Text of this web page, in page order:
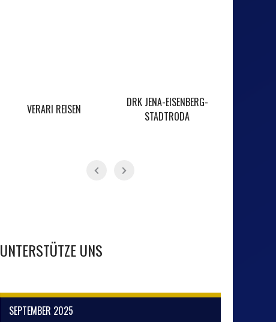
VERARI REISEN
DRK JENA-EISENBERG-
STADTRODA
UNTERSTÜTZE UNS
SEPTEMBER 2025